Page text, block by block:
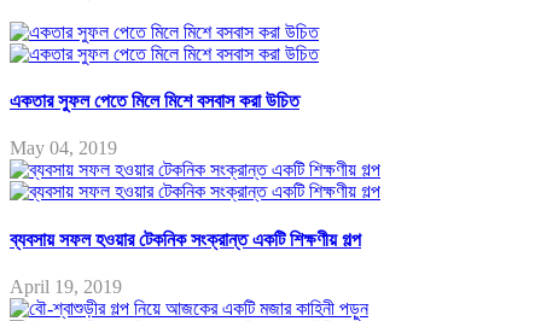
একতার সুফল পেতে মিলে মিশে বসবাস করা উচিত
May 04, 2019
ব্যবসায় সফল হওয়ার টেকনিক সংক্রান্ত একটি শিক্ষণীয় গল্প
April 19, 2019